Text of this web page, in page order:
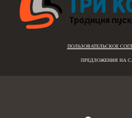
ПОЛЬЗОВАТЕЛЬСКОЕ
ПРЕДЛОЖЕНИЯ НА